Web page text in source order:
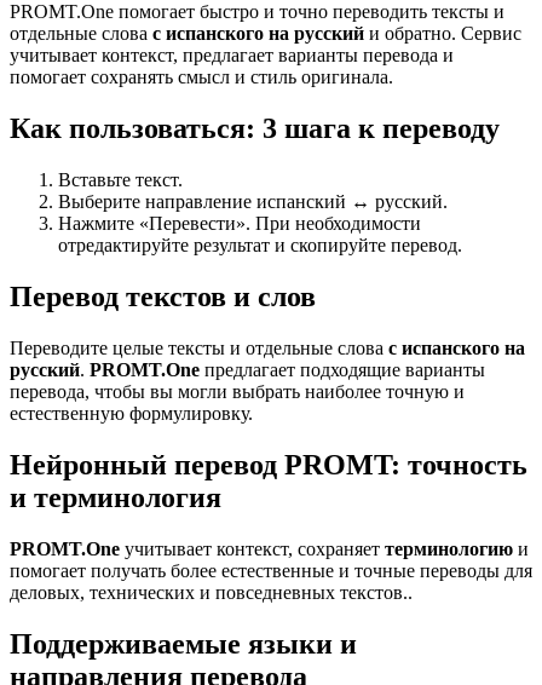
PROMT.One помогает быстро и точно переводить тексты и
отдельные слова с испанского на русский и обратно. Сервис
учитывает контекст, предлагает варианты перевода и
помогает сохранять смысл и стиль оригинала.
Как пользоваться: 3 шага к переводу
Вставьте текст.
Выберите направление испанский ↔ русский.
Нажмите «Перевести». При необходимости
отредактируйте результат и скопируйте перевод.
Перевод текстов и слов
Переводите целые тексты и отдельные слова с испанского на
русский. PROMT.One предлагает подходящие варианты
перевода, чтобы вы могли выбрать наиболее точную и
естественную формулировку.
Нейронный перевод PROMT: точность
и терминология
PROMT.One учитывает контекст, сохраняет терминологию и
помогает получать более естественные и точные переводы для
деловых, технических и повседневных текстов..
Поддерживаемые языки и
направления перевода